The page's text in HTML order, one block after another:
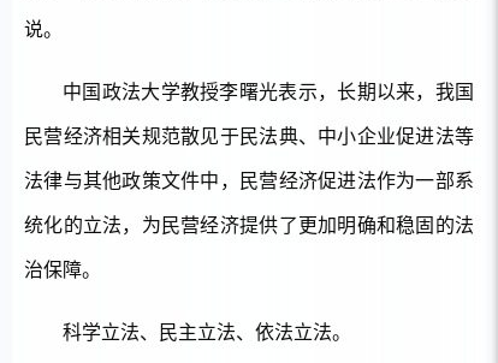
说。
中国政法大学教授李曙光表示，长期以来，我国
民营经济相关规范散见于民法典、中小企业促进法等
法律与其他政策文件中，民营经济促进法作为一部系
统化的立法，为民营经济提供了更加明确和稳固的法
治保障。
科学立法、民主立法、依法立法。